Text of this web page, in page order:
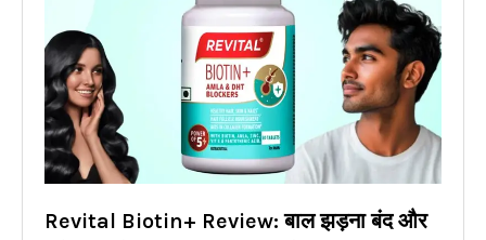
Revital Biotin+ Review: बाल झड़ना बंद और